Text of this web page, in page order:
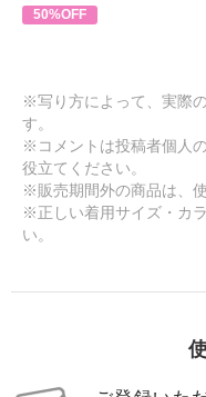
50%OFF
※写り方によって、実際
す。
※コメントは投稿者個人
役立てください。
※販売期間外の商品は、
※正しい着用サイズ・カ
い。